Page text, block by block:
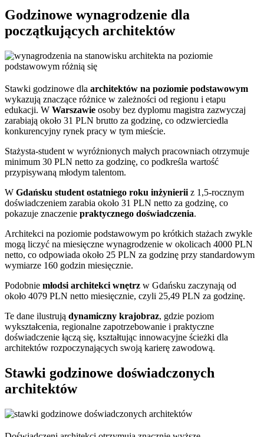
Godzinowe wynagrodzenie dla
początkujących architektów
Stawki godzinowe dla architektów na poziomie podstawowym
wykazują znaczące różnice w zależności od regionu i etapu
edukacji. W Warszawie osoby bez dyplomu magistra zazwyczaj
zarabiają około 31 PLN brutto za godzinę, co odzwierciedla
konkurencyjny rynek pracy w tym mieście.
Stażysta-student w wyróżnionych małych pracowniach otrzymuje
minimum 30 PLN netto za godzinę, co podkreśla wartość
przypisywaną młodym talentom.
W Gdańsku student ostatniego roku inżynierii z 1,5-rocznym
doświadczeniem zarabia około 31 PLN netto za godzinę, co
pokazuje znaczenie praktycznego doświadczenia.
Architekci na poziomie podstawowym po krótkich stażach zwykle
mogą liczyć na miesięczne wynagrodzenie w okolicach 4000 PLN
netto, co odpowiada około 25 PLN za godzinę przy standardowym
wymiarze 160 godzin miesięcznie.
Podobnie młodsi architekci wnętrz w Gdańsku zaczynają od
około 4079 PLN netto miesięcznie, czyli 25,49 PLN za godzinę.
Te dane ilustrują dynamiczny krajobraz, gdzie poziom
wykształcenia, regionalne zapotrzebowanie i praktyczne
doświadczenie łączą się, kształtując innowacyjne ścieżki dla
architektów rozpoczynających swoją karierę zawodową.
Stawki godzinowe doświadczonych
architektów